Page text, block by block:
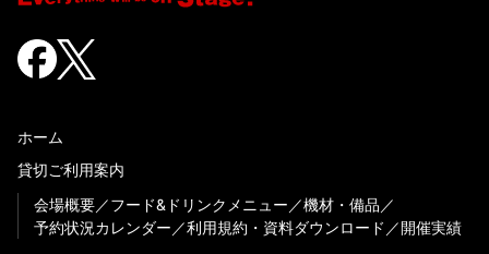
ホーム
貸切ご利用案内
会場概要
フード&ドリンクメニュー
機材・備品
予約状況カレンダー
利用規約・資料ダウンロード 開催実績